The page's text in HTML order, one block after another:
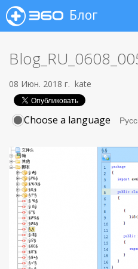
Блог
08 Июн. 2018 г. kate
Choose a language